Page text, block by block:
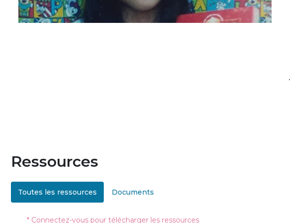
Ressources
Toutes les ressources Documents
* Connectez-vous pour télécharger les ressources